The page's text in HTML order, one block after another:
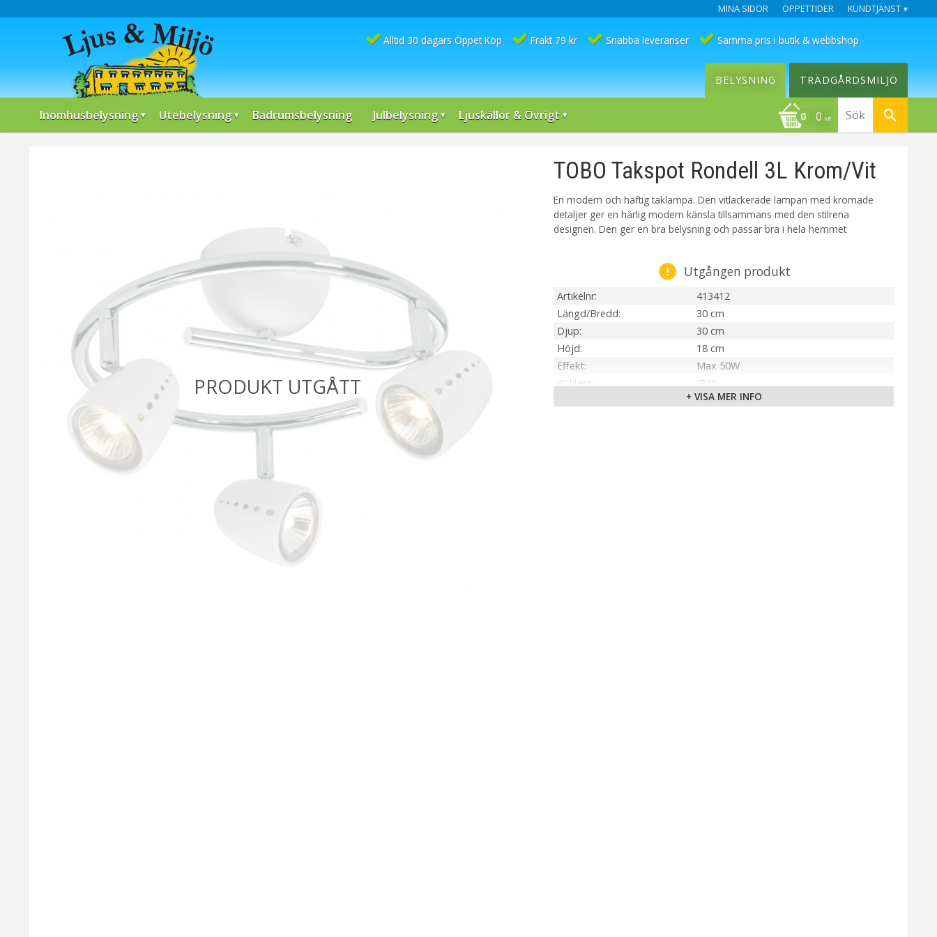
MINA SIDOR ÖPPETTIDER KUNDTJÄNST
Alltid 30 dagars Öppet Köp Frakt 79 kr Snabba leveranser Samma pris i butik & webbshop
Inomhusbelysning Utebelysning Badrumsbelysning Julbelysning Ljuskällor & Övrigt 0 KR
BELYSNING TRÄDGÅRDSMILJÖ
TOBO Takspot Rondell 3L Krom/Vit
En modern och häftig taklampa. Den vitlackerade lampan med kromade
detaljer ger en härlig modern känsla tillsammans med den stilrena
designen. Den ger en bra belysning och passar bra i hela hemmet
Utgången produkt
Artikelnr
413412
Längd/Bredd
30 cm
Djup
30 cm
Höjd
18 cm
Effekt
Max 50W
IP-klass
IP20
Krom
+ VISA MER INFO